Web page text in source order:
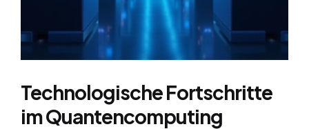
Technologische Fortschritte
im Quantencomputing